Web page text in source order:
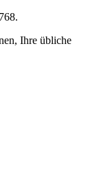
Ihre übliche